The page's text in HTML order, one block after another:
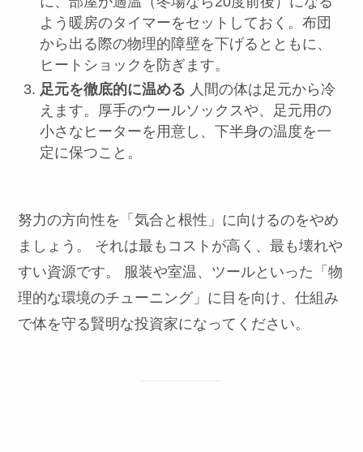
よう暖房のタイマーをセットしておく。布団
から出る際の物理的障壁を下げるとともに、
ヒートショックを防ぎます。
足元を徹底的に温める 人間の体は足元から冷
えます。厚手のウールソックスや、足元用の
小さなヒーターを用意し、下半身の温度を一
定に保つこと。
努力の方向性を「気合と根性」に向けるのをやめ
ましょう。 それは最もコストが高く、最も壊れや
すい資源です。 服装や室温、ツールといった「物
理的な環境のチューニング」に目を向け、仕組み
で体を守る賢明な投資家になってください。